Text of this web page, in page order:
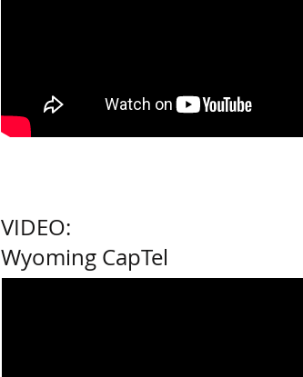
VIDEO:
Wyoming CapTel